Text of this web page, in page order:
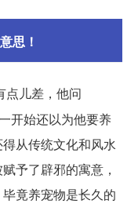
思！
点儿差，他问
开始还以为他要养
从传统文化和风水
予了辟邪的寓意，
竟养宠物是长久的